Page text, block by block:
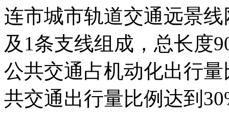
连市城市轨道交通远景
及1条支线组成，总长度
公共交通占机动化出行
共交通出行量比例达到